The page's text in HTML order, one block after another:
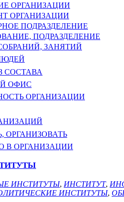
ОРГАНИЗАЦИИ
ОРГАНИЗАЦИИ
ПОДРАЗДЕЛЕНИЕ
ПОДРАЗДЕЛЕНИЕ
ЗАНЯТИЙ
СОСТАВА
ОФИС
ОРГАНИЗАЦИИ
ОРГАНИЗОВАТЬ
В ОРГАНИЗАЦИИ
ИНСТИТУТЫ, ИНСТИТУТ,
ИНСТИТУТЫ,